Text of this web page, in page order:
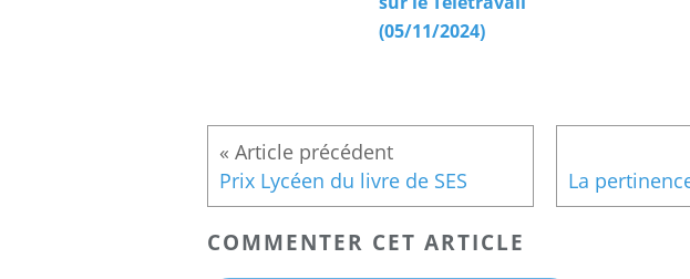
(05/11/2024)
Prix Lycéen du livre de SES
COMMENTER CET ARTICLE